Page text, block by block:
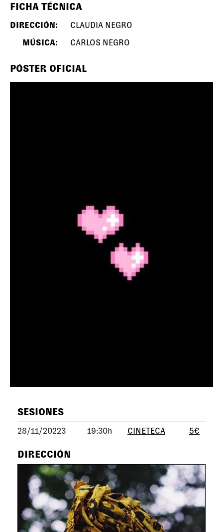
FICHA TÉCNICA
DIRECCIÓN:
CLAUDIA NEGRO
MÚSICA:
CARLOS NEGRO
PÓSTER OFICIAL
SESIONES
28/11/20223 19:30h CINETECA 5€
DIRECCIÓN